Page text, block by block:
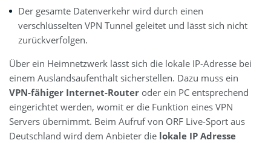
Der gesamte Datenverkehr wird durch einen
verschlüsselten VPN Tunnel geleitet und lässt sich nicht
zurückverfolgen.
Über ein Heimnetzwerk lässt sich die lokale IP-Adresse bei
einem Auslandsaufenthalt sicherstellen. Dazu muss ein
VPN-fähiger Internet-Router oder ein PC entsprechend
eingerichtet werden, womit er die Funktion eines VPN
Servers übernimmt. Beim Aufruf von ORF Live-Sport aus
Deutschland wird dem Anbieter die lokale IP Adresse